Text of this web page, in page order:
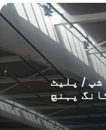
شپ / پلیٹ
پہنچ